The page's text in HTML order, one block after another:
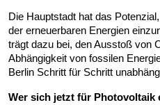
Die Hauptstadt hat das
der erneuerbaren Energien
trägt dazu bei, den Ausstoß von
Abhängigkeit von fossilen
Berlin Schritt für Schritt
Wer sich jetzt für Photovoltaik